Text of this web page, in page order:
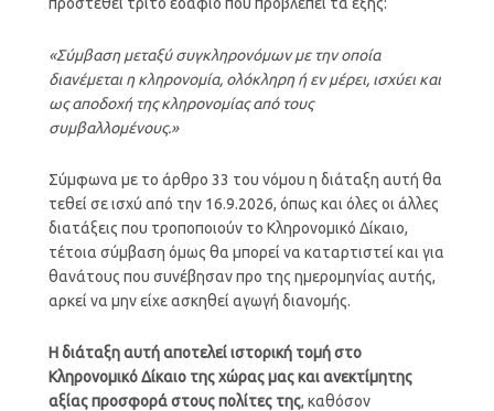
«Σύμβαση μεταξύ συγκληρονόμων με την οποία
διανέμεται η κληρονομία, ολόκληρη ή εν μέρει, ισχύει και
ως αποδοχή της κληρονομίας από τους
συμβαλλομένους.»
Σύμφωνα με το άρθρο 33 του νόμου η διάταξη αυτή θα
τεθεί σε ισχύ από την 16.9.2026, όπως και όλες οι άλλες
διατάξεις που τροποποιούν το Κληρονομικό Δίκαιο,
τέτοια σύμβαση όμως θα μπορεί να καταρτιστεί και για
θανάτους που συνέβησαν προ της ημερομηνίας αυτής,
αρκεί να μην είχε ασκηθεί αγωγή διανομής.
Η διάταξη αυτή αποτελεί ιστορική τομή στο
Κληρονομικό Δίκαιο της χώρας μας και ανεκτίμητης
αξίας προσφορά στους πολίτες της, καθόσον